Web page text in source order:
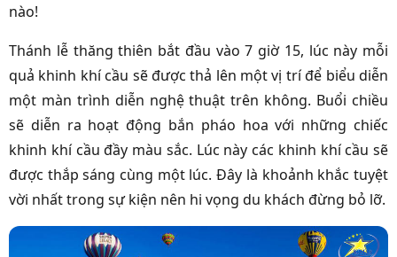
nào!
Thánh lễ thăng thiên bắt đầu vào 7 giờ 15, lúc này mỗi
quả khinh khí cầu sẽ được thả lên một vị trí để biểu diễn
một màn trình diễn nghệ thuật trên không. Buổi chiều
sẽ diễn ra hoạt động bắn pháo hoa với những chiếc
khinh khí cầu đầy màu sắc. Lúc này các khinh khí cầu sẽ
được thắp sáng cùng một lúc. Đây là khoảnh khắc tuyệt
vời nhất trong sự kiện nên hi vọng du khách đừng bỏ lỡ.